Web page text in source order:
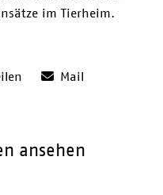
im Tierheim.
Mail
ansehen